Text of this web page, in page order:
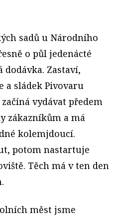
sadů u Národního
o půl jedenácté
Zastaví,
a sládek Pivovaru
vydávat předem
zákazníkům a má
kolemjdoucí.
potom nastartuje
Těch má v ten den
měst jsme